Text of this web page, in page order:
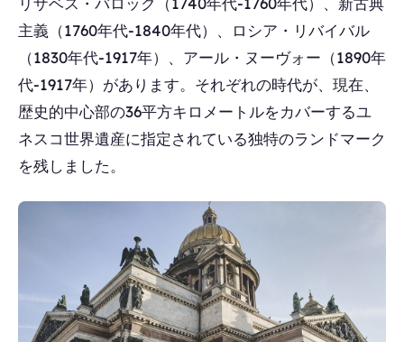
主義（1760年代-1840年代）、ロシア・リバイバル
（1830年代-1917年）、アール・ヌーヴォー（1890年
代-1917年）があります。それぞれの時代が、現在、
歴史的中心部の36平方キロメートルをカバーするユ
ネスコ世界遺産に指定されている独特のランドマーク
を残しました。